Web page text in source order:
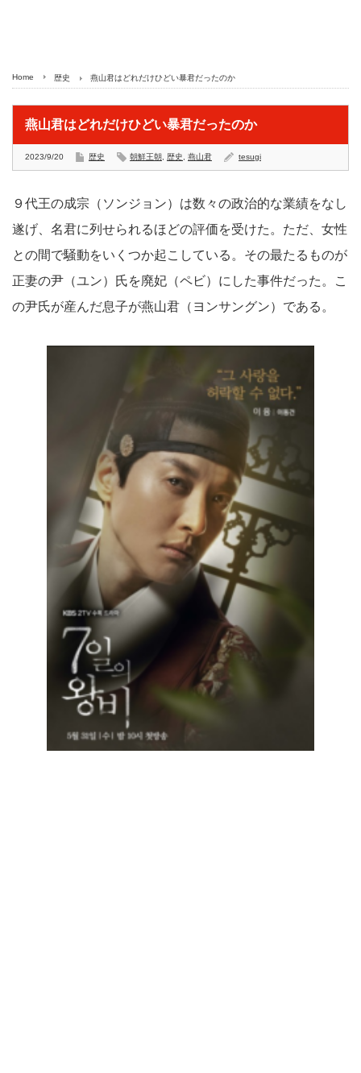
Home 歴史 燕山君はどれだけひどい暴君だったのか
燕山君はどれだけひどい暴君だったのか
2023/9/20 歴史 朝鮮王朝 歴史 燕山君 tesugi
９代王の成宗（ソンジョン）は数々の政治的な業績をなし
遂げ、名君に列せられるほどの評価を受けた。ただ、女性
との間で騒動をいくつか起こしている。その最たるものが
正妻の尹（ユン）氏を廃妃（ペビ）にした事件だった。こ
の尹氏が産んだ息子が燕山君（ヨンサングン）である。